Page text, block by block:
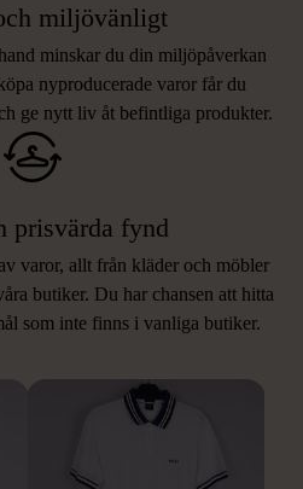
miljövänligt
minskar du din miljöpåverkan
nyproducerade varor får du
ge nytt liv åt befintliga produkter.
prisvärda fynd
varor, allt från kläder och möbler
butiker. Du har chansen att hitta
som inte finns i vanliga butiker.
PRODUKTER
påminner om denna